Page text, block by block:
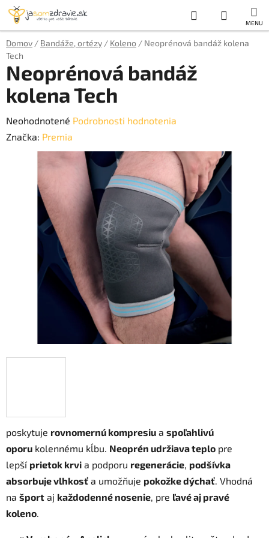
Prejsť
obsah
Hľadať
KOŠÍK
Domov / Bandáže, ortézy / Koleno / Neoprénová bandáž kolena
Tech
poskytuje rovnomernú kompresiu a spoľahlivú
oporu kolennému kĺbu. Neoprén udržiava teplo pre
lepší prietok krvi a podporu regenerácie, podšívka
absorbuje vlhkosť a umožňuje pokožke dýchať. Vhodná
na šport aj každodenné nosenie, pre ľavé aj pravé
koleno.
Neoprénová bandáž
kolena Tech
Priemerné
hodnotenie
produktu
hviezdičiek.
Neohodnotené Podrobnosti hodnotenia
Značka: Premia